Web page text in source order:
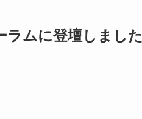
ラムに登壇しました